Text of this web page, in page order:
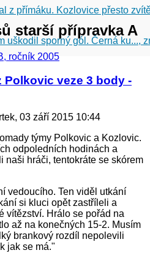
z přímáku. Kozlovice přesto
uškodil sporný gól. Černá ku...,
starší přípravka A
Polkovic veze 3 body -
03 září 2015 10:44
týmy Polkovic a Kozlovic.
odpoledních hodinách a
naši hráči, tentokráte se skórem
vedoucího. Ten viděl utkání
si kluci opět zastříleli a
vítězství. Hrálo se pořád na
až na konečných 15-2. Musím
brankový rozdíl nepolevili
jak se má."